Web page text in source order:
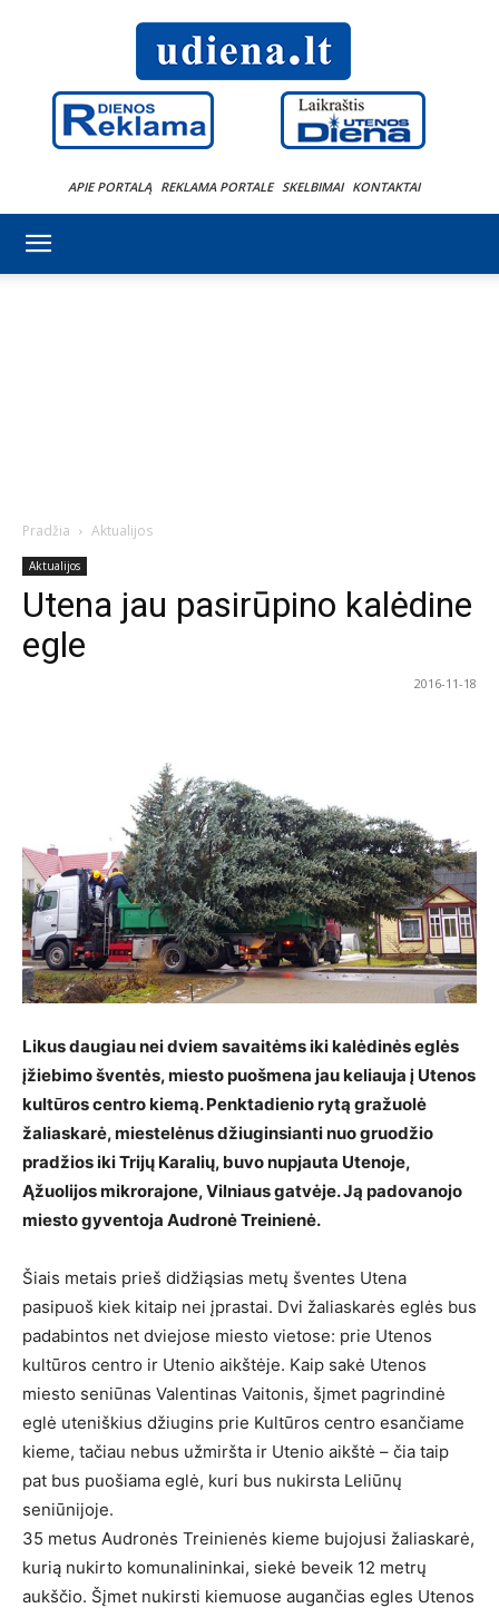
APIE PORTALĄ REKLAMA PORTALE SKELBIMAI KONTAKTAI
Pradžia Aktualijos
Aktualijos
Utena jau pasirūpino kalėdine
egle
2016-11-18
Likus daugiau nei dviem savaitėms iki kalėdinės eglės
įžiebimo šventės, miesto puošmena jau keliauja į Utenos
kultūros centro kiemą. Penktadienio rytą gražuolė
žaliaskarė, miestelėnus džiuginsianti nuo gruodžio
pradžios iki Trijų Karalių, buvo nupjauta Utenoje,
Ąžuolijos mikrorajone, Vilniaus gatvėje. Ją padovanojo
miesto gyventoja Audronė Treinienė.
Šiais metais prieš didžiąsias metų šventes Utena
pasipuoš kiek kitaip nei įprastai. Dvi žaliaskarės eglės bus
padabintos net dviejose miesto vietose: prie Utenos
kultūros centro ir Utenio aikštėje. Kaip sakė Utenos
miesto seniūnas Valentinas Vaitonis, šįmet pagrindinė
eglė uteniškius džiugins prie Kultūros centro esančiame
kieme, tačiau nebus užmiršta ir Utenio aikštė – čia taip
pat bus puošiama eglė, kuri bus nukirsta Leliūnų
seniūnijoje.
35 metus Audronės Treinienės kieme bujojusi žaliaskarė,
kurią nukirto komunalininkai, siekė beveik 12 metrų
aukščio. Šįmet nukirsti kiemuose augančias egles Utenos